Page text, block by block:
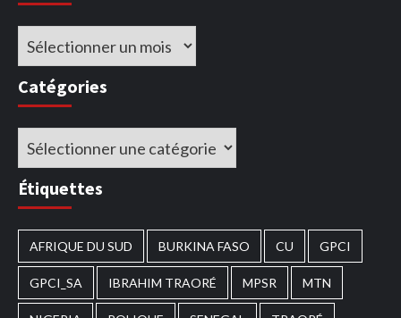
Archives
Catégories
Catégories
Étiquettes
AFRIQUE DU SUD BURKINA FASO CU GPCI
GPCI_SA IBRAHIM TRAORÉ MPSR MTN